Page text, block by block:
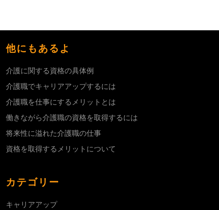
取
得
る
に
は
他にもあるよ
介護に関する資格の具体例
介護職でキャリアアップするには
介護職を仕事にするメリットとは
働きながら介護職の資格を取得するには
将来性に溢れた介護職の仕事
資格を取得するメリットについて
カテゴリー
キャリアアップ